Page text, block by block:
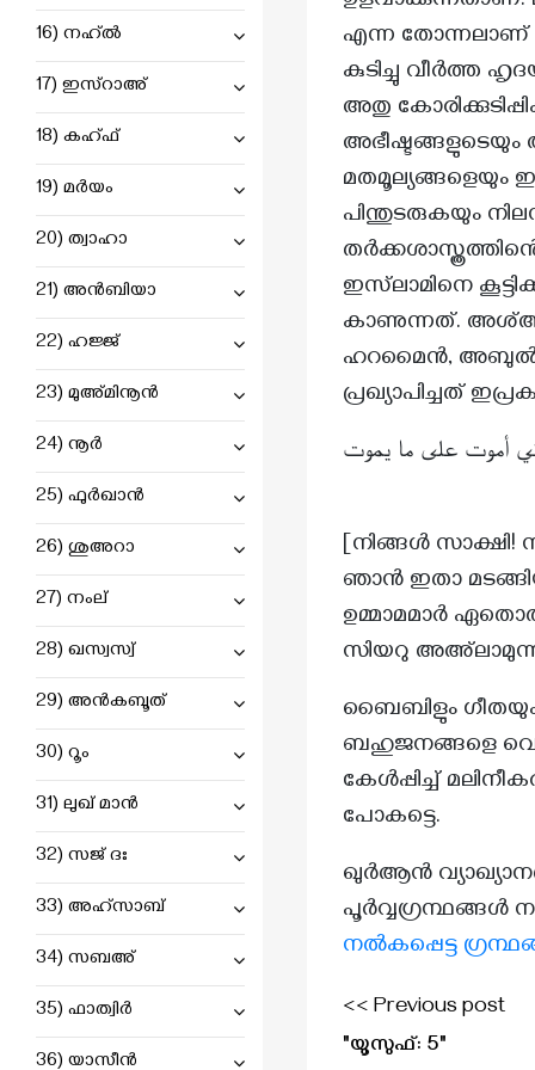
ബഖറഃ : 102
ബഖറഃ : 106
ബഖറഃ : 112
ബഖറഃ : 115
ബഖറഃ : 135
ബഖറഃ : 136
ബഖറഃ : 141
ബഖറഃ : 143
ബഖറഃ : 152
ബഖറഃ : 156
ബഖറഃ : 157
ബഖറഃ : 165
ബഖറഃ : 180
ബഖറഃ : 186
ബഖറഃ : 193
ബഖറഃ : 195
16) നഹ്ൽ
17) ഇസ്റാഅ്
18) കഹ്ഫ്
19) മർയം
20) ത്വാഹാ
21) അൻബിയാ
22) ഹജ്ജ്
23) മുഅ്മിനൂൻ
24) നൂർ
25) ഫുർഖാൻ
26) ശുഅറാ
27) നംല്
28) ഖസ്വസ്വ്
29) അൻകബൂത്
30) റൂം
31) ലുഖ് മാൻ
32) സജ് ദഃ
33) അഹ്സാബ്
34) സബഅ്
35) ഫാത്വിർ
36) യാസീൻ
എന്ന തോന്നലാണ്
കുടിച്ചു വീർത്ത
അതു
അഭീഷ്ടങ്ങളുടെയും
മതമൂല്യങ്ങളെയും
പിന്തുടരുകയും
ഇസ്‌ലാമിനെ
കാണുന്നത്.
ഹറമൈൻ, അബുൽ
പ്രഖ്യാപിച്ചത്
أموت على ما يموت
[നിങ്ങൾ സാക്ഷി!
ഞാൻ ഇതാ
ഉമ്മാമമാർ
സിയറു
ബൈബിളും ഗീതയും
ബഹുജനങ്ങളെ
കേൾപ്പിച്ച്
പോകട്ടെ.
ഖുർആൻ
പൂർവ്വഗ്രന്ഥങ്ങൾ
നൽകപ്പെട്ട
<< Previous post
"യൂസുഫ്: 5"